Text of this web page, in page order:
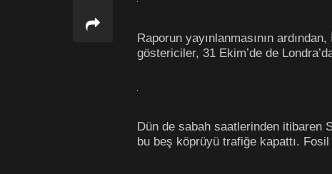
Raporun yayınlanmasının
göstericiler, 31 Ekim’de de
Dün de sabah saatlerinden itibaren
bu beş köprüyü trafiğe kapattı.